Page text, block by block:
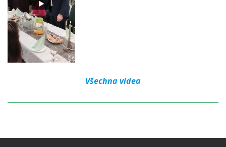
Všechna videa